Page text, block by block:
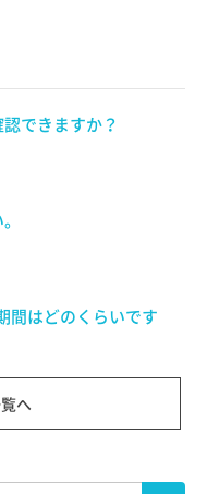
できますか？
間はどのくらいです
へ